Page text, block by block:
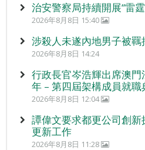
治安警察局持續開展“雷
2026年8月8日 15:40
涉殺人未遂內地男子被羈
2026年8月8日 14:24
行政長官岑浩輝出席澳
年 – 第四屆架構成員就職
2026年8月8日 12:04
譚偉文要求都更公司創
更新工作
2026年8月8日 11:28